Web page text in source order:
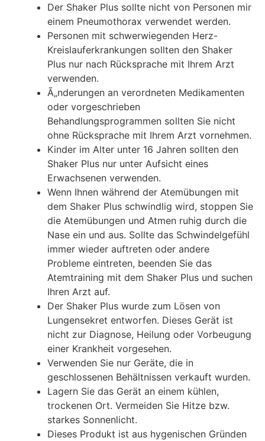
Der Shaker Plus sollte nicht von Personen mir
einem Pneumothorax verwendet werden.
Personen mit schwerwiegenden Herz-
Kreislauferkrankungen sollten den Shaker
Plus nur nach Rücksprache mit Ihrem Arzt
verwenden.
Ã„nderungen an verordneten Medikamenten
oder vorgeschrieben
Behandlungsprogrammen sollten Sie nicht
ohne Rücksprache mit Ihrem Arzt vornehmen.
Kinder im Alter unter 16 Jahren sollten den
Shaker Plus nur unter Aufsicht eines
Erwachsenen verwenden.
Wenn Ihnen während der Atemübungen mit
dem Shaker Plus schwindlig wird, stoppen Sie
die Atemübungen und Atmen ruhig durch die
Nase ein und aus. Sollte das Schwindelgefühl
immer wieder auftreten oder andere
Probleme eintreten, beenden Sie das
Atemtraining mit dem Shaker Plus und suchen
Ihren Arzt auf.
Der Shaker Plus wurde zum Lösen von
Lungensekret entworfen. Dieses Gerät ist
nicht zur Diagnose, Heilung oder Vorbeugung
einer Krankheit vorgesehen.
Verwenden Sie nur Geräte, die in
geschlossenen Behältnissen verkauft wurden.
Lagern Sie das Gerät an einem kühlen,
trockenen Ort. Vermeiden Sie Hitze bzw.
starkes Sonnenlicht.
Dieses Produkt ist aus hygenischen Gründen